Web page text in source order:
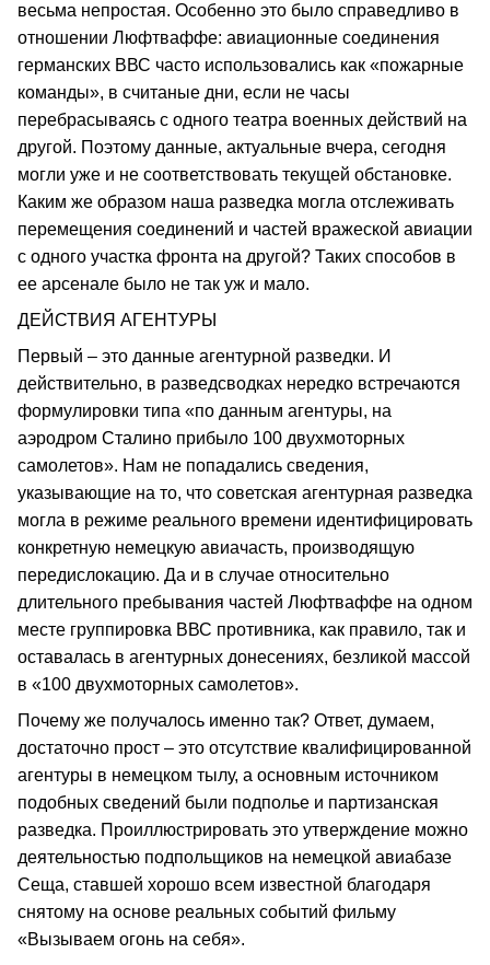
весьма непростая. Особенно это было справедливо в
отношении Люфтваффе: авиационные соединения
германских ВВС часто использовались как «пожарные
команды», в считаные дни, если не часы
перебрасываясь с одного театра военных действий на
другой. Поэтому данные, актуальные вчера, сегодня
могли уже и не соответствовать текущей обстановке.
Каким же образом наша разведка могла отслеживать
перемещения соединений и частей вражеской авиации
с одного участка фронта на другой? Таких способов в
ее арсенале было не так уж и мало.
ДЕЙСТВИЯ АГЕНТУРЫ
Первый – это данные агентурной разведки. И
действительно, в разведсводках нередко встречаются
формулировки типа «по данным агентуры, на
аэродром Сталино прибыло 100 двухмоторных
самолетов». Нам не попадались сведения,
указывающие на то, что советская агентурная разведка
могла в режиме реального времени идентифицировать
конкретную немецкую авиачасть, производящую
передислокацию. Да и в случае относительно
длительного пребывания частей Люфтваффе на одном
месте группировка ВВС противника, как правило, так и
оставалась в агентурных донесениях, безликой массой
в «100 двухмоторных самолетов».
Почему же получалось именно так? Ответ, думаем,
достаточно прост – это отсутствие квалифицированной
агентуры в немецком тылу, а основным источником
подобных сведений были подполье и партизанская
разведка. Проиллюстрировать это утверждение можно
деятельностью подпольщиков на немецкой авиабазе
Сеща, ставшей хорошо всем известной благодаря
снятому на основе реальных событий фильму
«Вызываем огонь на себя».